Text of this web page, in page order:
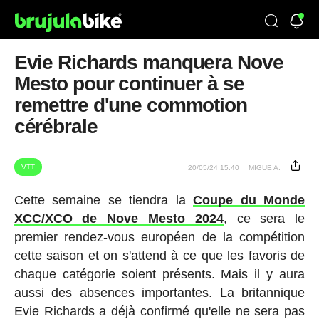
Evie Richards manquera Nove
Mesto pour continuer à se
remettre d'une commotion
cérébrale
VTT 20/05/24 15:40 MIGUE A.
Cette semaine se tiendra laCoupe du Monde
XCC/XCO de Nove Mesto 2024, ce sera le
premier rendez-vous européen de la compétition
cette saison et on s'attend à ce que les favoris de
chaque catégorie soient présents. Mais il y aura
aussi des absences importantes. La britannique
Evie Richards a déjà confirmé qu'elle ne sera pas